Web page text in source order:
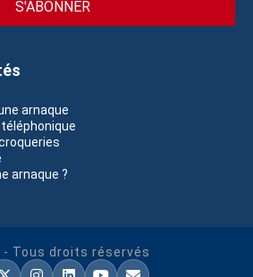
arnaque
arnaque ?
- Tous droits réservés